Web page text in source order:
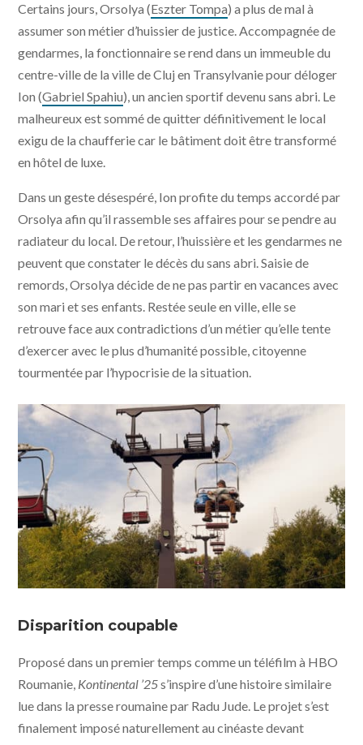
Certains jours, Orsolya (Eszter Tompa) a plus de mal à
assumer son métier d’huissier de justice. Accompagnée de
gendarmes, la fonctionnaire se rend dans un immeuble du
centre-ville de la ville de Cluj en Transylvanie pour déloger
Ion (Gabriel Spahiu), un ancien sportif devenu sans abri. Le
malheureux est sommé de quitter définitivement le local
exigu de la chaufferie car le bâtiment doit être transformé
en hôtel de luxe.
Dans un geste désespéré, Ion profite du temps accordé par
Orsolya afin qu’il rassemble ses affaires pour se pendre au
radiateur du local. De retour, l’huissière et les gendarmes ne
peuvent que constater le décès du sans abri. Saisie de
remords, Orsolya décide de ne pas partir en vacances avec
son mari et ses enfants. Restée seule en ville, elle se
retrouve face aux contradictions d’un métier qu’elle tente
d’exercer avec le plus d’humanité possible, citoyenne
tourmentée par l’hypocrisie de la situation.
Films, Sovereign Films, Paul Thiltges Distributions -
Disparition coupable
Proposé dans un premier temps comme un téléfilm à HBO
Roumanie, Kontinental ’25s’inspire d’une histoire similaire
lue dans la presse roumaine par Radu Jude. Le projet s’est
finalement imposé naturellement au cinéaste devant